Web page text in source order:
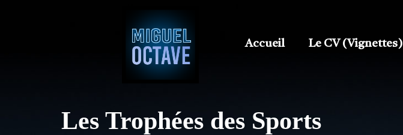
Accueil Le CV (Vignettes)
Les Trophées des Sports